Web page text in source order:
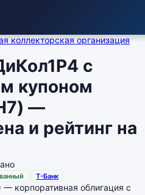
коллекторская организация
с
купоном
—
и рейтинг на
Т-Банк
— корпоративная облигация с